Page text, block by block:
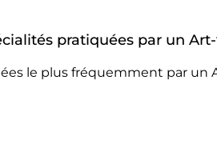
pratiquées par un
le plus fréquemment par un